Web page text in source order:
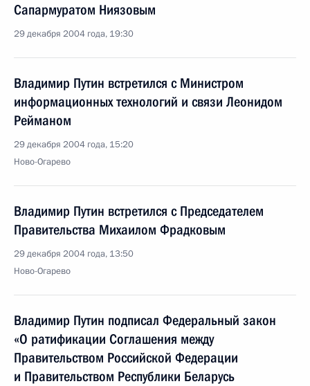
Сапармуратом Ниязовым
29 декабря 2004 года, 19:30
Владимир Путин встретился с Министром
информационных технологий и связи Леонидом
Рейманом
29 декабря 2004 года, 15:20
Ново-Огарево
Владимир Путин встретился с Председателем
Правительства Михаилом Фрадковым
29 декабря 2004 года, 13:50
Ново-Огарево
Владимир Путин подписал Федеральный закон
«О ратификации Соглашения между
Правительством Российской Федерации
и Правительством Республики Беларусь